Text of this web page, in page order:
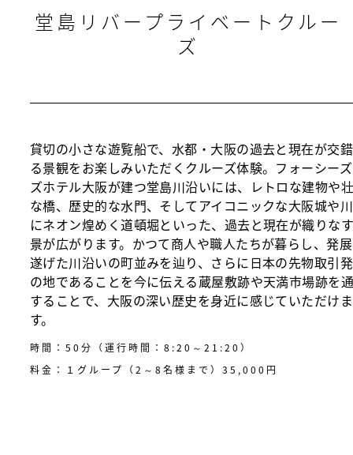
堂島リバープライベートクルー
ズ
貸切の小さな遊覧船で、水都・大阪の過去と現在が交
る景観をお楽しみいただくクルーズ体験。フォーシー
ズホテル大阪が建つ堂島川沿いには、レトロな建物や
な橋、歴史的な水門、そしてアイコニックな大阪城や
にネオン煌めく道頓堀といった、過去と現在が織りな
景が広がります。かつて商人や職人たちが暮らし、発
遂げた川沿いの町並みを辿り、さらに日本の先物取引
の地であることを今に伝える蔵屋敷跡や天満市場跡を
することで、大阪の深い歴史を身近に感じていただけま
す。
時間：50分（運行時間：8:20～21:20）
料金：１グループ（2～8名様まで）35,000円